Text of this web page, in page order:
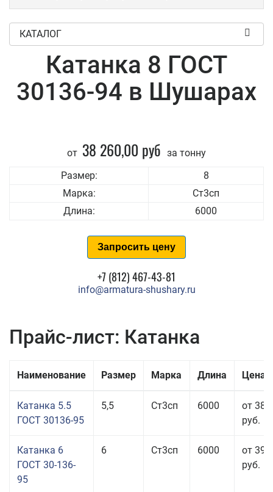
КАТАЛОГ
Катанка 8 ГОСТ
30136-94 в Шушарах
от 38 260,00 руб за тонну
Размер:
8
Марка:
Ст3сп
Длина:
6000
Запросить цену
+7 (812) 467-43-81
info@armatura-shushary.ru
Прайс-лист: Катанка
Наименование Размер Марка Длина Цена
Катанка 5.5
ГОСТ 30136-95
5,5 Ст3сп 6000
от 38
руб.
Катанка 6
ГОСТ 30-136-
95
6 Ст3сп 6000
от 39
руб.